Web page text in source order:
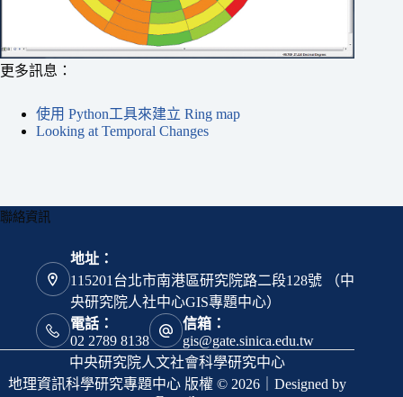
更多訊息：
使用 Python工具來建立 Ring map
Looking at Temporal Changes
聯絡資訊
地址：
115201台北市南港區研究院路二段128號 （中
央研究院人社中心GIS專題中心）
電話：
02 2789 8138
信箱：
gis@gate.sinica.edu.tw
中央研究院人文社會科學研究中心
地理資訊科學研究專題中心 版權 © 2026｜Designed by